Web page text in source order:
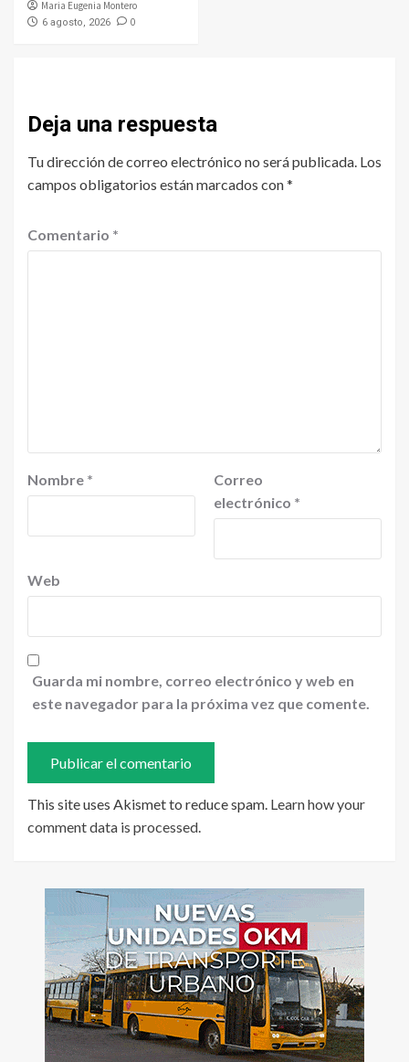
Maria Eugenia Montero
6 agosto, 2026 0
Deja una respuesta
Tu dirección de correo electrónico no será publicada. Los
campos obligatorios están marcados con*
Comentario *
Nombre *
Correo
electrónico *
Web
Guarda mi nombre, correo electrónico y web en
este navegador para la próxima vez que comente.
This site uses Akismet to reduce spam. Learn how your
comment data is processed.